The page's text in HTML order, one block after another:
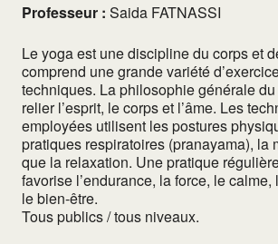
Professeur : Saida FATNASSI
Le yoga est une discipline du corps et
comprend une grande variété
techniques. La philosophie générale
relier l’esprit, le corps et l’âme. Les
employées utilisent les postures
pratiques respiratoires (pranayama), la
que la relaxation. Une pratique
favorise l’endurance, la force, le
le bien-être.
Tous publics / tous niveaux.